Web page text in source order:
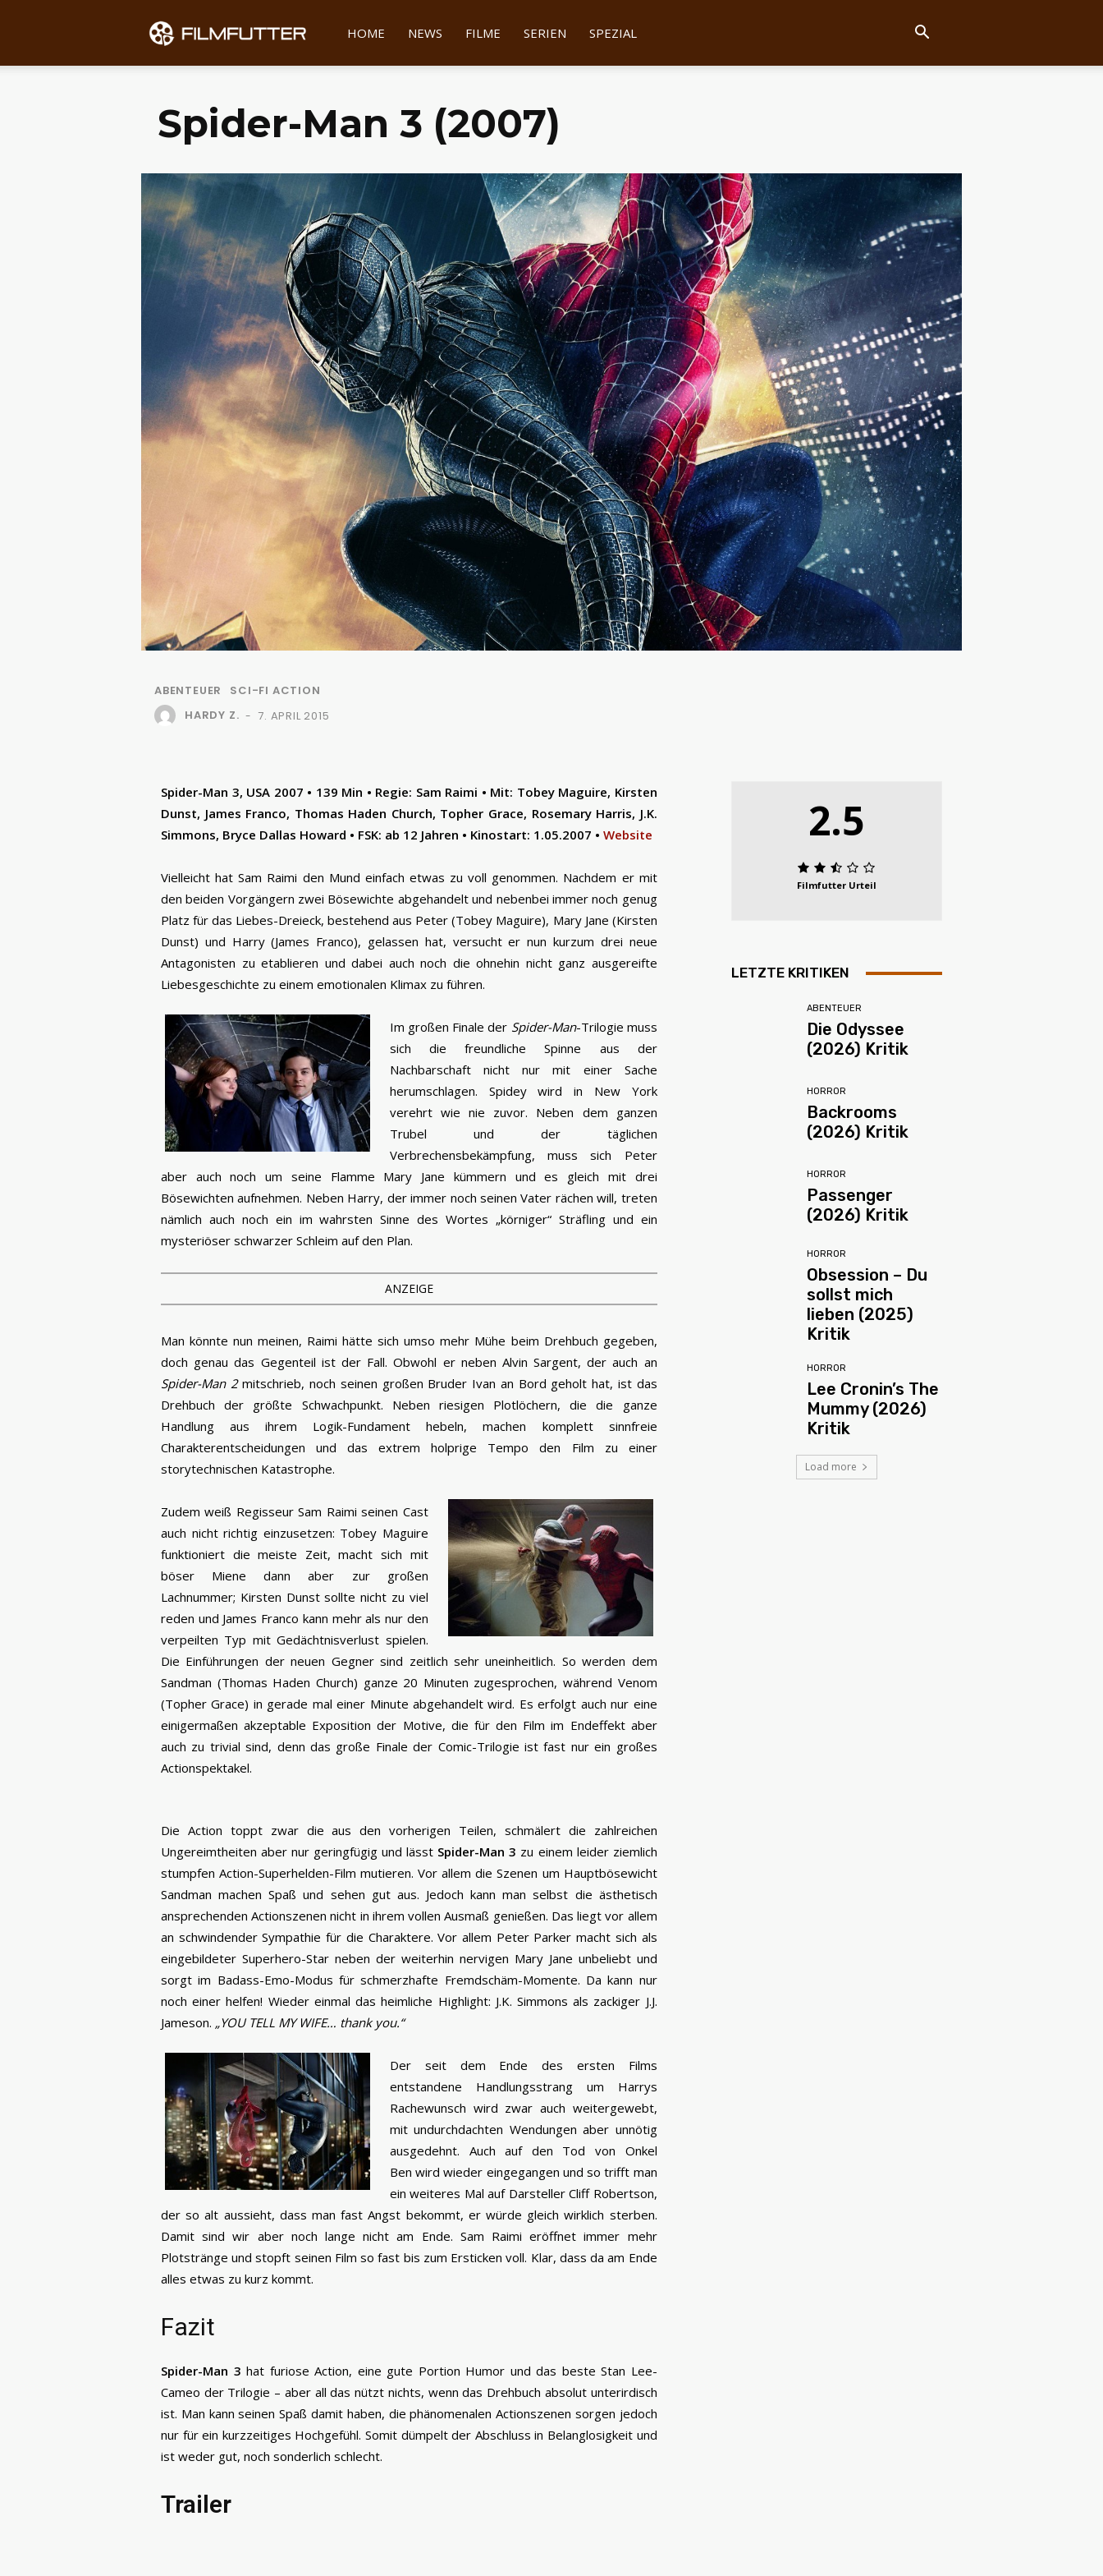
Filmfutter
HOME NEWS FILME SERIEN SPEZIAL
Spider-Man 3 (2007)
ABENTEUER
SCI-FI ACTION
HARDY Z. - 7. APRIL 2015
Spider-Man 3, USA 2007 • 139 Min • Regie: Sam Raimi • Mit: Tobey Maguire, Kirsten
Dunst, James Franco, Thomas Haden Church, Topher Grace, Rosemary Harris, J.K.
Simmons, Bryce Dallas Howard • FSK: ab 12 Jahren • Kinostart: 1.05.2007 • Website
Vielleicht hat Sam Raimi den Mund einfach etwas zu voll genommen. Nachdem er mit
den beiden Vorgängern zwei Bösewichte abgehandelt und nebenbei immer noch genug
Platz für das Liebes-Dreieck, bestehend aus Peter (Tobey Maguire), Mary Jane (Kirsten
Dunst) und Harry (James Franco), gelassen hat, versucht er nun kurzum drei neue
Antagonisten zu etablieren und dabei auch noch die ohnehin nicht ganz ausgereifte
Liebesgeschichte zu einem emotionalen Klimax zu führen.
Im großen Finale der Spider-Man-Trilogie muss
sich die freundliche Spinne aus der
Nachbarschaft nicht nur mit einer Sache
herumschlagen. Spidey wird in New York
verehrt wie nie zuvor. Neben dem ganzen
Trubel und der täglichen
Verbrechensbekämpfung, muss sich Peter
aber auch noch um seine Flamme Mary Jane kümmern und es gleich mit drei
Bösewichten aufnehmen. Neben Harry, der immer noch seinen Vater rächen will, treten
nämlich auch noch ein im wahrsten Sinne des Wortes „körniger“ Sträfling und ein
mysteriöser schwarzer Schleim auf den Plan.
ANZEIGE
Man könnte nun meinen, Raimi hätte sich umso mehr Mühe beim Drehbuch gegeben,
doch genau das Gegenteil ist der Fall. Obwohl er neben Alvin Sargent, der auch an
Spider-Man 2mitschrieb, noch seinen großen Bruder Ivan an Bord geholt hat, ist das
Drehbuch der größte Schwachpunkt. Neben riesigen Plotlöchern, die die ganze
Handlung aus ihrem Logik-Fundament hebeln, machen komplett sinnfreie
Charakterentscheidungen und das extrem holprige Tempo den Film zu einer
storytechnischen Katastrophe.
Zudem weiß Regisseur Sam Raimi seinen Cast
auch nicht richtig einzusetzen: Tobey Maguire
funktioniert die meiste Zeit, macht sich mit
böser Miene dann aber zur großen
Lachnummer; Kirsten Dunst sollte nicht zu viel
reden und James Franco kann mehr als nur den
verpeilten Typ mit Gedächtnisverlust spielen.
Die Einführungen der neuen Gegner sind zeitlich sehr uneinheitlich. So werden dem
Sandman (Thomas Haden Church) ganze 20 Minuten zugesprochen, während Venom
(Topher Grace) in gerade mal einer Minute abgehandelt wird. Es erfolgt auch nur eine
einigermaßen akzeptable Exposition der Motive, die für den Film im Endeffekt aber
auch zu trivial sind, denn das große Finale der Comic-Trilogie ist fast nur ein großes
Actionspektakel.
Die Action toppt zwar die aus den vorherigen Teilen, schmälert die zahlreichen
Ungereimtheiten aber nur geringfügig und lässt Spider-Man 3 zu einem leider ziemlich
stumpfen Action-Superhelden-Film mutieren. Vor allem die Szenen um Hauptbösewicht
Sandman machen Spaß und sehen gut aus. Jedoch kann man selbst die ästhetisch
ansprechenden Actionszenen nicht in ihrem vollen Ausmaß genießen. Das liegt vor allem
an schwindender Sympathie für die Charaktere. Vor allem Peter Parker macht sich als
eingebildeter Superhero-Star neben der weiterhin nervigen Mary Jane unbeliebt und
sorgt im Badass-Emo-Modus für schmerzhafte Fremdschäm-Momente. Da kann nur
noch einer helfen! Wieder einmal das heimliche Highlight: J.K. Simmons als zackiger J.J.
Jameson. „YOU TELL MY WIFE… thank you.“
Der seit dem Ende des ersten Films
entstandene Handlungsstrang um Harrys
Rachewunsch wird zwar auch weitergewebt,
mit undurchdachten Wendungen aber unnötig
ausgedehnt. Auch auf den Tod von Onkel
Ben wird wieder eingegangen und so trifft man
ein weiteres Mal auf Darsteller Cliff Robertson,
der so alt aussieht, dass man fast Angst bekommt, er würde gleich wirklich sterben.
Damit sind wir aber noch lange nicht am Ende. Sam Raimi eröffnet immer mehr
Plotstränge und stopft seinen Film so fast bis zum Ersticken voll. Klar, dass da am Ende
alles etwas zu kurz kommt.
Fazit
Spider-Man 3 hat furiose Action, eine gute Portion Humor und das beste Stan Lee-
Cameo der Trilogie – aber all das nützt nichts, wenn das Drehbuch absolut unterirdisch
ist. Man kann seinen Spaß damit haben, die phänomenalen Actionszenen sorgen jedoch
nur für ein kurzzeitiges Hochgefühl. Somit dümpelt der Abschluss in Belanglosigkeit und
ist weder gut, noch sonderlich schlecht.
Trailer
2.5
Filmfutter Urteil
LETZTE KRITIKEN
ABENTEUER
Die Odyssee
(2026) Kritik
HORROR
Backrooms
(2026) Kritik
HORROR
Passenger
(2026) Kritik
HORROR
Obsession – Du
sollst mich
lieben (2025)
Kritik
HORROR
Lee Cronin’s The
Mummy (2026)
Kritik
Load more